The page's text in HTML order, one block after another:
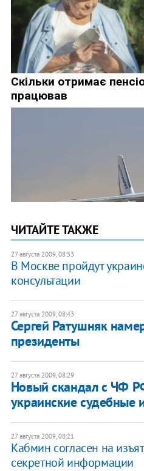
ЧИТАЙТЕ ТАКЖЕ
27 августа 2009, 08:53
В Москве пройдут
консультации
27 августа 2009, 08:43
Сергей Ратушняк
президенты
27 августа 2009, 08:29
Новый скандал с ЧФ
украинские судебные
27 августа 2009, 08:21
Кабмин согласен на
секретной информации